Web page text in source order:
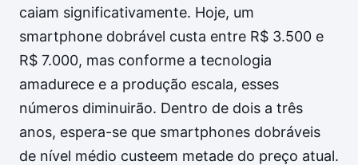
caiam significativamente. Hoje, um
smartphone dobrável custa entre R$ 3.500 e
R$ 7.000, mas conforme a tecnologia
amadurece e a produção escala, esses
números diminuirão. Dentro de dois a três
anos, espera-se que smartphones dobráveis
de nível médio custeem metade do preço atual.